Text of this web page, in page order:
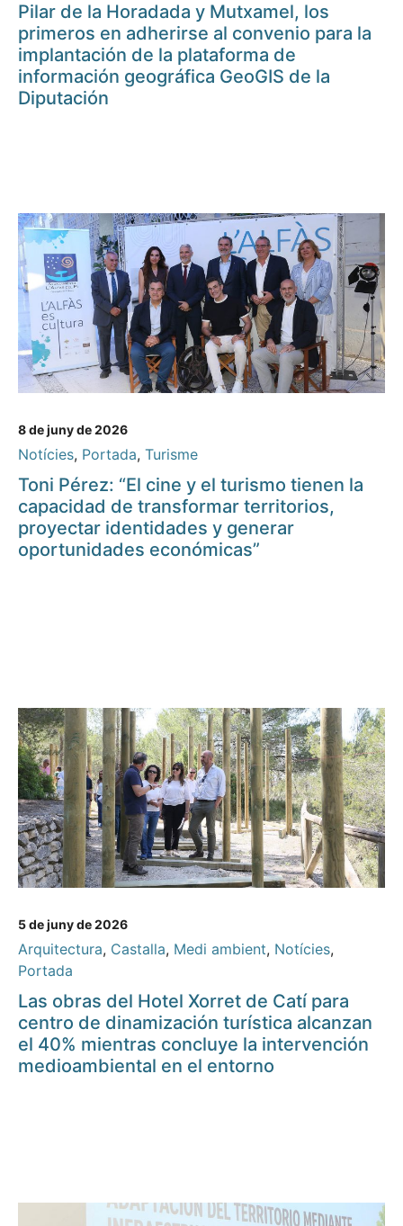
Pilar de la Horadada y Mutxamel, los
primeros en adherirse al convenio para la
implantación de la plataforma de
información geográfica GeoGIS de la
Diputación
8 de juny de 2026
Notícies, Portada, Turisme
Toni Pérez: “El cine y el turismo tienen la
capacidad de transformar territorios,
proyectar identidades y generar
oportunidades económicas”
5 de juny de 2026
Arquitectura, Castalla, Medi ambient, Notícies,
Portada
Las obras del Hotel Xorret de Catí para
centro de dinamización turística alcanzan
el 40% mientras concluye la intervención
medioambiental en el entorno